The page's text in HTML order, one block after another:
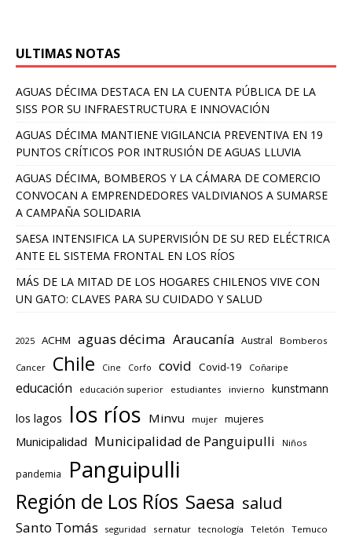
ULTIMAS NOTAS
AGUAS DÉCIMA DESTACA EN LA CUENTA PÚBLICA DE LA
SISS POR SU INFRAESTRUCTURA E INNOVACIÓN
AGUAS DÉCIMA MANTIENE VIGILANCIA PREVENTIVA EN 19
PUNTOS CRÍTICOS POR INTRUSIÓN DE AGUAS LLUVIA
AGUAS DÉCIMA, BOMBEROS Y LA CÁMARA DE COMERCIO
CONVOCAN A EMPRENDEDORES VALDIVIANOS A SUMARSE
A CAMPAÑA SOLIDARIA
SAESA INTENSIFICA LA SUPERVISIÓN DE SU RED ELÉCTRICA
ANTE EL SISTEMA FRONTAL EN LOS RÍOS
MÁS DE LA MITAD DE LOS HOGARES CHILENOS VIVE CON
UN GATO: CLAVES PARA SU CUIDADO Y SALUD
2025 ACHM aguas décima Araucanía Austral Bomberos
Cancer Chile Cine Corfo covid Covid-19 Coñaripe
educación educación superior estudiantes invierno kunstmann
los lagos los ríos Minvu mujer mujeres
Municipalidad Municipalidad de Panguipulli Niños
pandemia Panguipulli
Región de Los Ríos Saesa salud
Santo Tomás seguridad sernatur tecnología Teletón Temuco